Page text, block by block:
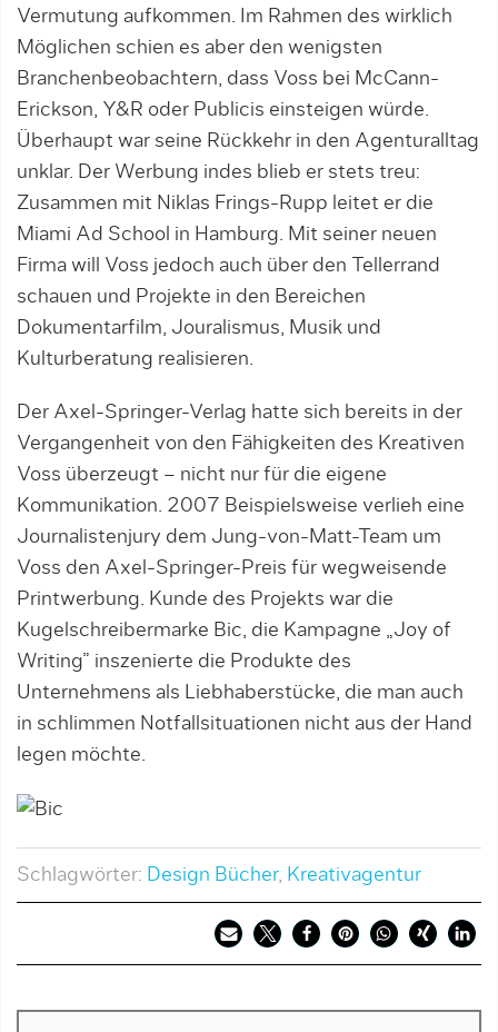
Vermutung aufkommen. Im Rahmen des wirklich
Möglichen schien es aber den wenigsten
Branchenbeobachtern, dass Voss bei McCann-
Erickson, Y&R oder Publicis einsteigen würde.
Überhaupt war seine Rückkehr in den Agenturalltag
unklar. Der Werbung indes blieb er stets treu:
Zusammen mit Niklas Frings-Rupp leitet er die
Miami Ad School in Hamburg. Mit seiner neuen
Firma will Voss jedoch auch über den Tellerrand
schauen und Projekte in den Bereichen
Dokumentarfilm, Jouralismus, Musik und
Kulturberatung realisieren.
Der Axel-Springer-Verlag hatte sich bereits in der
Vergangenheit von den Fähigkeiten des Kreativen
Voss überzeugt – nicht nur für die eigene
Kommunikation. 2007 Beispielsweise verlieh eine
Journalistenjury dem Jung-von-Matt-Team um
Voss den Axel-Springer-Preis für wegweisende
Printwerbung. Kunde des Projekts war die
Kugelschreibermarke Bic, die Kampagne „Joy of
Writing” inszenierte die Produkte des
Unternehmens als Liebhaberstücke, die man auch
in schlimmen Notfallsituationen nicht aus der Hand
legen möchte.
Schlagwörter: Design Bücher, Kreativagentur